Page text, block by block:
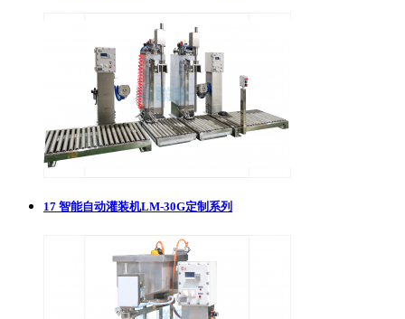
17 智能自动灌装机LM-30G定制系列